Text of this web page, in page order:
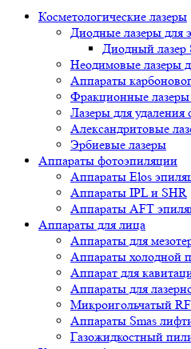
Косметологические лазеры
Диодные лазеры для
Диодный лазер
Неодимовые лазеры
Аппараты
Фракционные
Лазеры для удаления
Александритовые
Эрбиевые лазеры
Аппараты фотоэпиляции
Аппараты Elos
Аппараты IPL и SHR
Аппараты AFT
Аппараты для лица
Аппараты для
Аппараты холодной
Аппарат для
Аппараты для
Микроигольчатый
Аппараты Smas
Газожидкостный